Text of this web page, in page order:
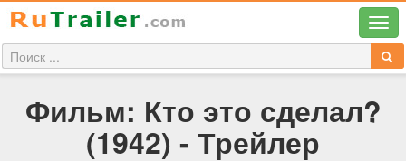
Фильм: Кто это сделал?
(1942) - Трейлер